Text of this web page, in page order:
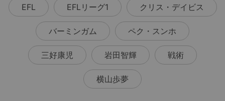
EFL EFLリーグ1 クリス・デイビス
バーミンガム ペク・スンホ
三好康児 岩田智輝 戦術
横山歩夢